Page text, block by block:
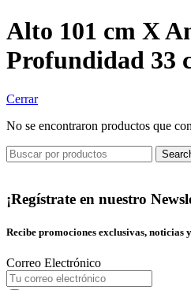
Alto 101 cm X
Profundidad 33
Cerrar
No se encontraron productos que
¡Regístrate en nuestro
Recibe promociones exclusivas, noticias
Correo Electrónico